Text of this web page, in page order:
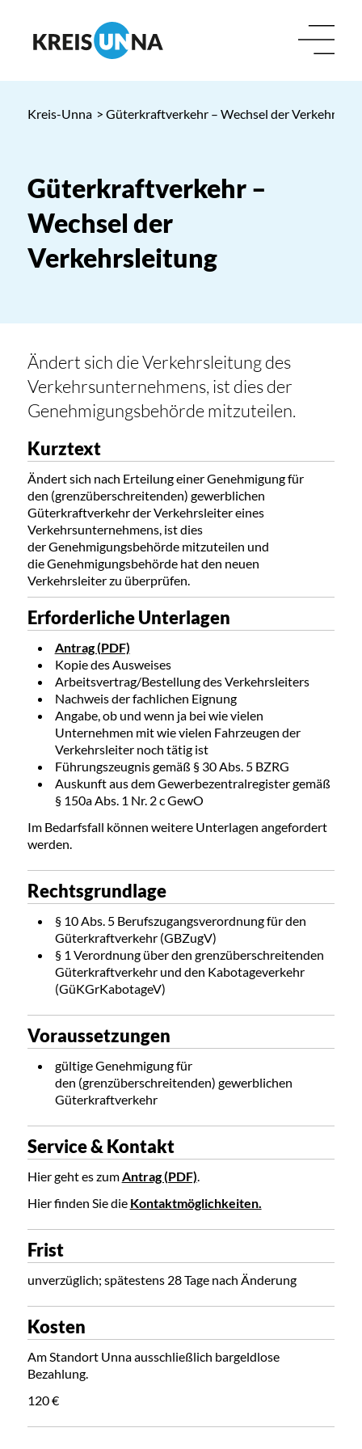
Kreis-Unna > Güterkraftverkehr – Wechsel der
Güterkraftverkehr –
Wechsel der
Verkehrsleitung
Ändert sich die Verkehrsleitung des
Verkehrsunternehmens, ist dies der
Genehmigungsbehörde mitzuteilen.
Kurztext
Ändert sich nach Erteilung einer Genehmigung für
den (grenzüberschreitenden) gewerblichen
Güterkraftverkehr der Verkehrsleiter eines
Verkehrsunternehmens, ist dies
der Genehmigungsbehörde mitzuteilen und
die Genehmigungsbehörde hat den neuen
Verkehrsleiter zu überprüfen.
Erforderliche Unterlagen
Antrag (PDF)
Kopie des Ausweises
Arbeitsvertrag/Bestellung des Verkehrsleiters
Nachweis der fachlichen Eignung
Angabe, ob und wenn ja bei wie vielen
Unternehmen mit wie vielen Fahrzeugen der
Verkehrsleiter noch tätig ist
Führungszeugnis gemäß § 30 Abs. 5 BZRG
Auskunft aus dem Gewerbezentralregister gemäß
§ 150a Abs. 1 Nr. 2 c GewO
Im Bedarfsfall können weitere Unterlagen angefordert
werden.
Rechtsgrundlage
§ 10 Abs. 5 Berufszugangsverordnung für den
Güterkraftverkehr (GBZugV)
§ 1 Verordnung über den grenzüberschreitenden
Güterkraftverkehr und den Kabotageverkehr
(GüKGrKabotageV)
Voraussetzungen
gültige Genehmigung für
den (grenzüberschreitenden) gewerblichen
Güterkraftverkehr
Service & Kontakt
Hier geht es zum Antrag (PDF)
Hier finden Sie die Kontaktmöglichkeiten.
Frist
unverzüglich; spätestens 28 Tage nach Änderung
Kosten
Am Standort Unna ausschließlich bargeldlose
Bezahlung.
120 €